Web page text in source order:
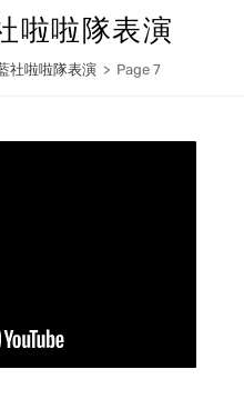
啦隊表演
社啦啦隊表演 > Page 7